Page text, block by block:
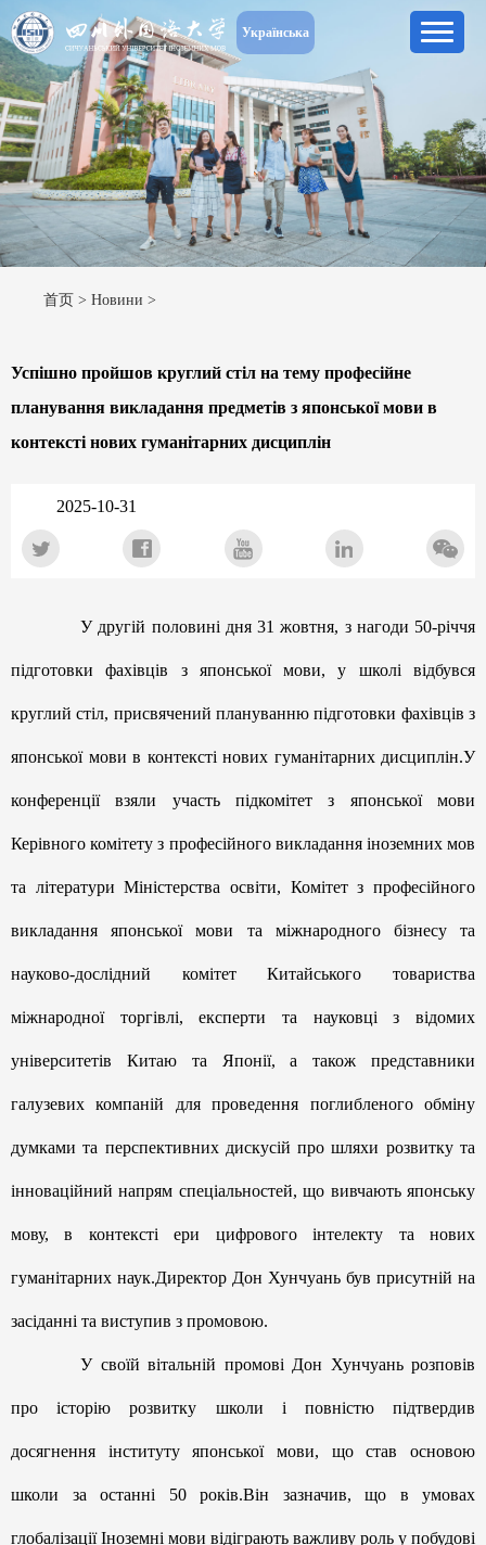
Українська
首页 > Новини >
Успішно пройшов круглий стіл на тему професійне
планування викладання предметів з японської мови в
контексті нових гуманітарних дисциплін
2025-10-31
У другій половині дня 31 жовтня, з нагоди 50-річчя
підготовки фахівців з японської мови, у школі відбувся
круглий стіл, присвячений плануванню підготовки фахівців з
японської мови в контексті нових гуманітарних дисциплін.У
конференції взяли участь підкомітет з японської мови
Керівного комітету з професійного викладання іноземних мов
та літератури Міністерства освіти, Комітет з професійного
викладання японської мови та міжнародного бізнесу та
науково-дослідний комітет Китайського товариства
міжнародної торгівлі, експерти та науковці з відомих
університетів Китаю та Японії, а також представники
галузевих компаній для проведення поглибленого обміну
думками та перспективних дискусій про шляхи розвитку та
інноваційний напрям спеціальностей, що вивчають японську
мову, в контексті ери цифрового інтелекту та нових
гуманітарних наук.Директор Дон Хунчуань був присутній на
засіданні та виступив з промовою.
У своїй вітальній промові Дон Хунчуань розповів
про історію розвитку школи і повністю підтвердив
досягнення інституту японської мови, що став основою
школи за останні 50 років.Він зазначив, що в умовах
глобалізації Іноземні мови відіграють важливу роль у побудові